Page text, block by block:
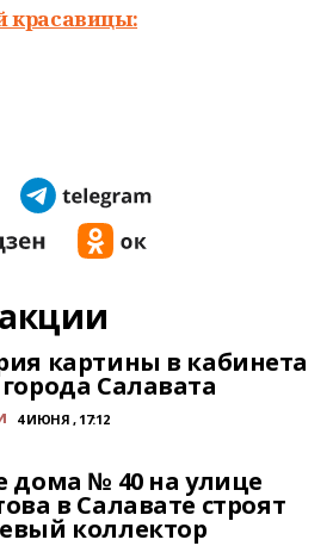
красавицы:
картины в кабинета
Салавата
4 ИЮНЯ , 17:12
дома № 40 на улице
в Салавате строят
коллектор